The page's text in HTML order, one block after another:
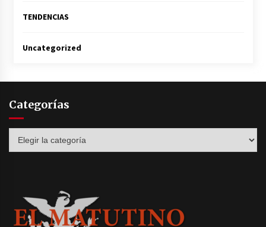
TENDENCIAS
Uncategorized
Categorías